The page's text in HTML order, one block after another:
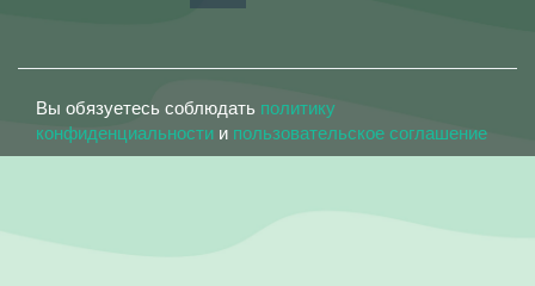
Вы обязуетесь соблюдать политику
конфиденциальности и пользовательское соглашение